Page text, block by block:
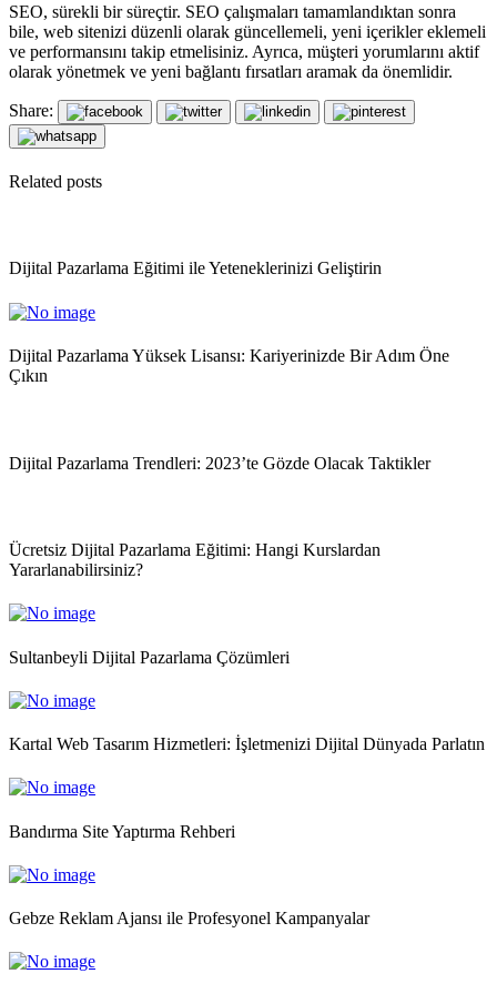
SEO, sürekli bir süreçtir. SEO çalışmaları tamamlandıktan sonra
bile, web sitenizi düzenli olarak güncellemeli, yeni içerikler eklemeli
ve performansını takip etmelisiniz. Ayrıca, müşteri yorumlarını aktif
olarak yönetmek ve yeni bağlantı fırsatları aramak da önemlidir.
Share:
Related posts
Dijital Pazarlama Eğitimi ile Yeteneklerinizi Geliştirin
Dijital Pazarlama Yüksek Lisansı: Kariyerinizde Bir Adım Öne
Çıkın
Dijital Pazarlama Trendleri: 2023’te Gözde Olacak Taktikler
Ücretsiz Dijital Pazarlama Eğitimi: Hangi Kurslardan
Yararlanabilirsiniz?
Sultanbeyli Dijital Pazarlama Çözümleri
Kartal Web Tasarım Hizmetleri: İşletmenizi Dijital Dünyada Parlatın
Bandırma Site Yaptırma Rehberi
Gebze Reklam Ajansı ile Profesyonel Kampanyalar